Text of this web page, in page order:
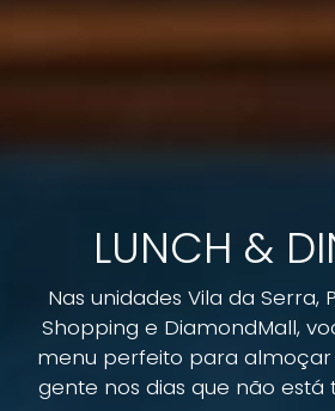
LUNCH &
Nas unidades Vila da Serra,
Shopping e DiamondMall,
menu perfeito para
gente nos dias que não está